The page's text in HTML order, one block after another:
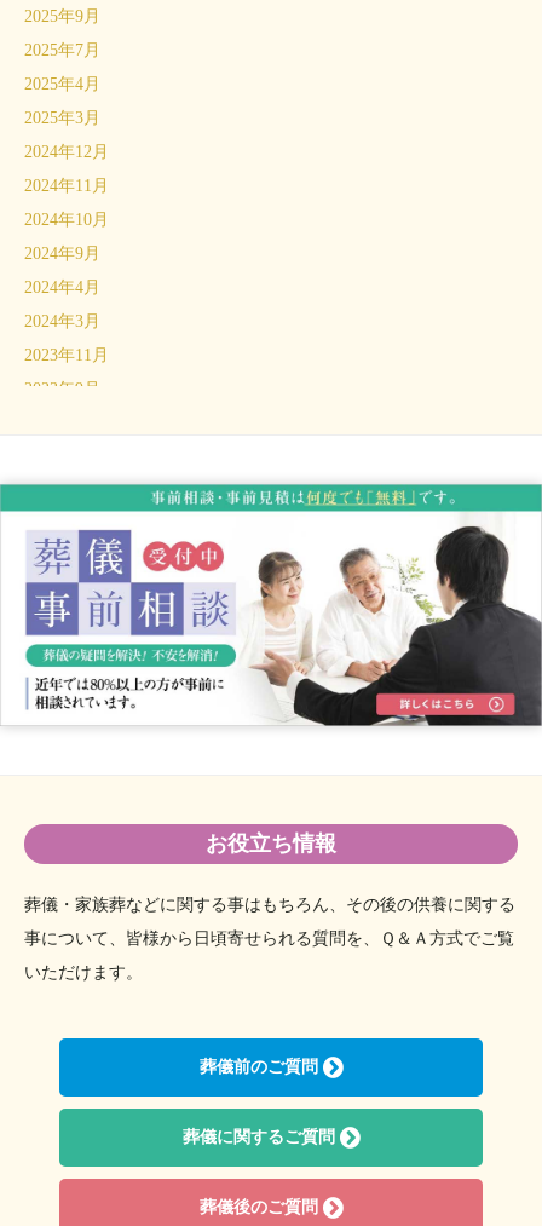
2025年9月
2025年7月
2025年4月
2025年3月
2024年12月
2024年11月
2024年10月
2024年9月
2024年4月
2024年3月
2023年11月
2023年9月
2023年4月
2023年3月
2023年1月
2022年12月
2022年11月
2022年8月
2022年6月
2022年4月
2021年12月
2021年9月
2021年7月
2021年6月
2021年4月
2019年11月
2019年8月
お役立ち情報
葬儀・家族葬などに関する事はもちろん、その後の供養に関する
事について、 皆様から日頃寄せられる質問を、Ｑ＆Ａ方式でご覧
いただけます。
葬儀前のご質問
葬儀に関するご質問
葬儀後のご質問